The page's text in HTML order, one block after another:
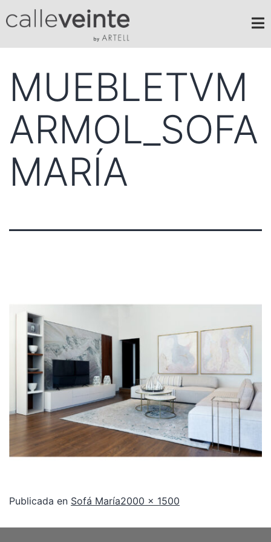
MUEBLETVM
ARMOL_SOFA
MARÍA
Publicada en Sofá María2000 × 1500